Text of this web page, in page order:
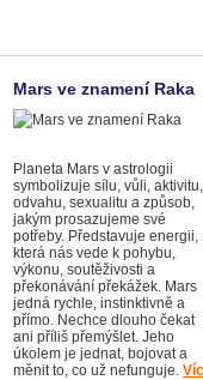
Mars ve znamení Raka
Planeta Mars v astrologii
symbolizuje sílu, vůli, aktivitu,
odvahu, sexualitu a způsob,
jakým prosazujeme své
potřeby. Představuje energii,
která nás vede k pohybu,
výkonu, soutěživosti a
překonávání překážek. Mars
jedná rychle, instinktivně a
přímo. Nechce dlouho čekat
ani příliš přemýšlet. Jeho
úkolem je jednat, bojovat a
měnit to, co už nefunguje.